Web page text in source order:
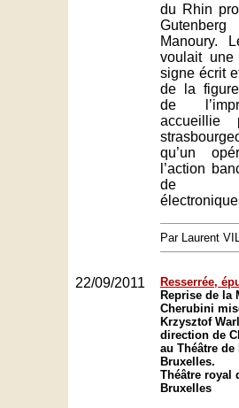
du Rhin
Manoury.
voulait
signe écrit
de la
de
qu’un
l’action
de
Par Laurent
22/09/2011
Resserrée,
Reprise de la
Cherubini
Krzysztof
direction de
au Théâtre
Bruxelles.
Théâtre royal
Bruxelles